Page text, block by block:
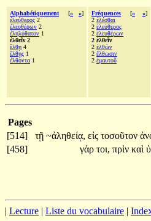
Alphabétiquement [« »]
ἐλεύθερος 2
ἐλευθέρων 2
ἐληλύθατον 1
ἐλθεῖν 2
ἔλθῃ 4
ἔλθῃς 1
ἐλθόντα 1
Fréquences [« »]
2 ἑλέσθαι
2 ἐλεύθερος
2 ἐλευθέρων
2 ἐλθεῖν
2 ἐλθὼν
2 ἔλθωσιν
2 ἐμαυτοῦ
Pages
[514]
τῇ ~ἀληθείᾳ, εἰς τοσοῦτον
[458]
γάρ τοι, πρὶν καὶ
| Lecture | Liste du vocabulaire |